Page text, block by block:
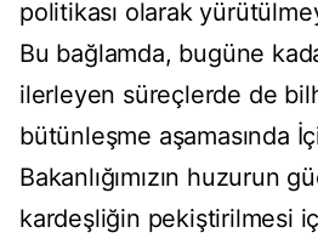
politikası olarak
Bu bağlamda, bugüne
ilerleyen süreçlerde de
bütünleşme aşamasında
Bakanlığımızın huzurun
kardeşliğin pekiştirilmesi